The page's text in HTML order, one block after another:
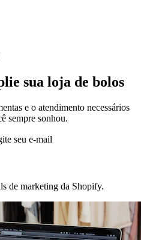
sua loja de bolos
e o atendimento necessários
sempre sonhou.
seu e-mail
de marketing da Shopify.